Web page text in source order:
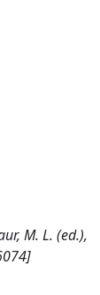
M. L. (ed.),